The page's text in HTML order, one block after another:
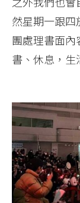
然星期一跟
團處理書面
書、休息，生